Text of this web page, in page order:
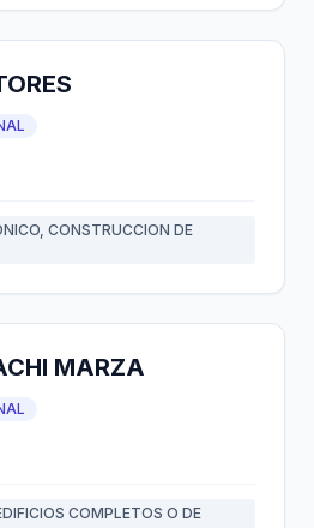
CONSTRUCCION DE
MARZA
COMPLETOS O DE